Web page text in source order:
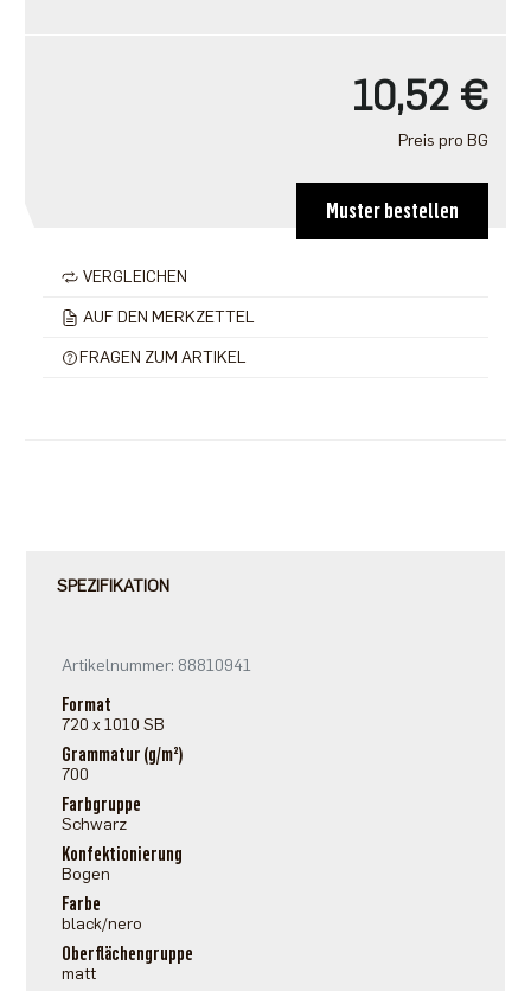
10,52 €
Preis pro BG
Muster bestellen
VERGLEICHEN
AUF DEN MERKZETTEL
FRAGEN ZUM ARTIKEL
SPEZIFIKATION
Artikelnummer: 88810941
Format
720 x 1010 SB
Grammatur (g/m²)
700
Farbgruppe
Schwarz
Konfektionierung
Bogen
Farbe
black/nero
Oberflächengruppe
matt